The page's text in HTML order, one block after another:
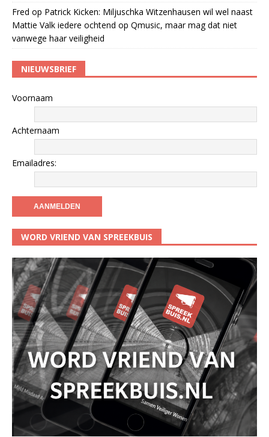
Fred op Patrick Kicken: Miljuschka Witzenhausen wil wel naast
Mattie Valk iedere ochtend op Qmusic, maar mag dat niet
vanwege haar veiligheid
NIEUWSBRIEF
Voornaam
Achternaam
Emailadres:
WORD VRIEND VAN SPREEKBUIS